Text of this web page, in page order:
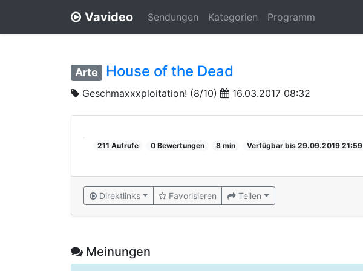
Vavideo Sendungen Kategorien Programm
Arte House of the Dead
Geschmaxxxploitation! (8/10) 16.03.2017 08:32
211 Aufrufe 0 Bewertungen 8 min Verfügbar bis 29.09.2019 21:59
Direktlinks Favorisieren Teilen
Meinungen